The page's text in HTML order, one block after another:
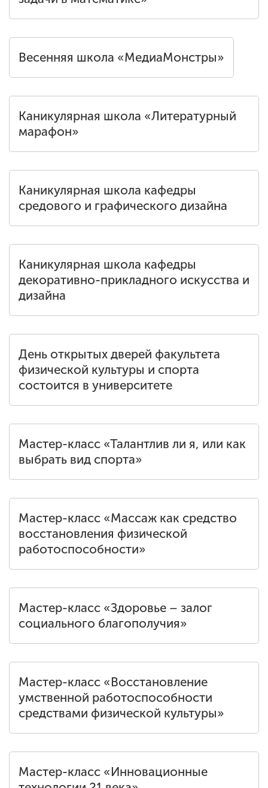
Весенняя школа «МедиаМонстры»
Каникулярная школа «Литературный
марафон»
Каникулярная школа кафедры
средового и графического дизайна
Каникулярная школа кафедры
декоративно-прикладного искусства и
дизайна
День открытых дверей факультета
физической культуры и спорта
состоится в университете
Мастер-класс «Талантлив ли я, или как
выбрать вид спорта»
Мастер-класс «Массаж как средство
восстановления физической
работоспособности»
Мастер-класс «Здоровье – залог
социального благополучия»
Мастер-класс «Восстановление
умственной работоспособности
средствами физической культуры»
Мастер-класс «Инновационные